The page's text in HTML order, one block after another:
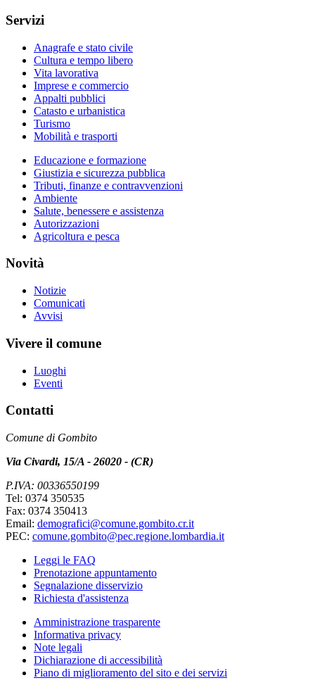
Servizi
Anagrafe e stato civile
Cultura e tempo libero
Vita lavorativa
Imprese e commercio
Appalti pubblici
Catasto e urbanistica
Turismo
Mobilità e trasporti
Educazione e formazione
Giustizia e sicurezza pubblica
Tributi, finanze e contravvenzioni
Ambiente
Salute, benessere e assistenza
Autorizzazioni
Agricoltura e pesca
Novità
Notizie
Comunicati
Avvisi
Vivere il comune
Luoghi
Eventi
Contatti
Comune di Gombito
Via Civardi, 15/A - 26020 - (CR)
P.IVA: 00336550199
Tel: 0374 350535
Fax: 0374 350413
Email: demografici@comune.gombito.cr.it
PEC: comune.gombito@pec.regione.lombardia.it
Leggi le FAQ
Prenotazione appuntamento
Segnalazione disservizio
Richiesta d'assistenza
Amministrazione trasparente
Informativa privacy
Note legali
Dichiarazione di accessibilità
Piano di miglioramento del sito e dei servizi